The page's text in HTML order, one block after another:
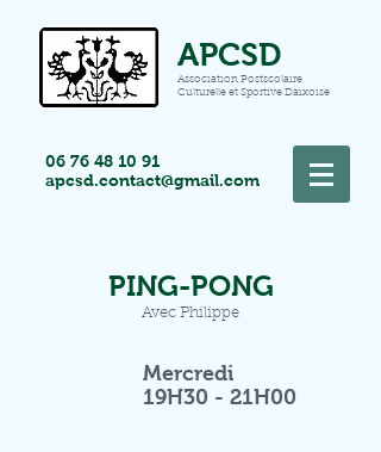
APCSD
Association Postscolaire
Culturelle et Sportive Daixoise
06 76 48 10 91
apcsd.contact@gmail.com
PING-PONG
Avec Philippe
Mercredi
19H30 - 21H00